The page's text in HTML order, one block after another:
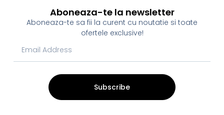
Aboneaza-te la newsletter
Aboneaza-te sa fii la curent cu noutatie si toate
ofertele exclusive!
Subscribe